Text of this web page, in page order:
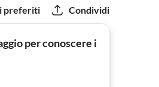
preferiti Condividi
per conoscere i